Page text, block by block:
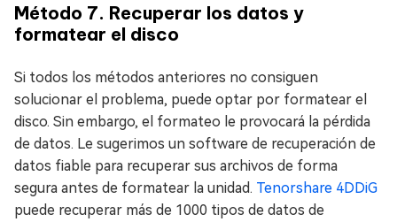
Método 7. Recuperar los datos y
formatear el disco
Si todos los métodos anteriores no consiguen
solucionar el problema, puede optar por formatear el
disco. Sin embargo, el formateo le provocará la pérdida
de datos. Le sugerimos un software de recuperación de
datos fiable para recuperar sus archivos de forma
segura antes de formatear la unidad. Tenorshare 4DDiG
puede recuperar más de 1000 tipos de datos de